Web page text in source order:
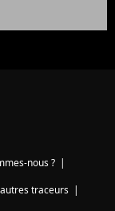
nous ? |
traceurs|